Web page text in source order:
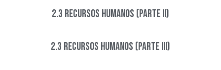
2.3 Recursos Humanos (Parte II)
2.3 Recursos Humanos (Parte III)